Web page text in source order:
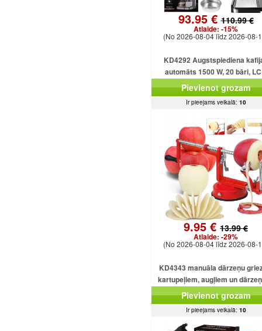
93.95 €110.99 €
Atlaide: -15%
(No 2026-08-04 līdz 2026-08-
KD4292 Augstspiediena
automāts 1500 W, 20 bāri,
displejs
Pievienot grozam
Ir pieejams veikalā: 10
9.95 € 13.99 €
Atlaide: -29%
(No 2026-08-04 līdz 2026-08-
KD4343 manuāla dārzeņu
kartupeļiem, augļiem un
Pievienot grozam
Ir pieejams veikalā: 10